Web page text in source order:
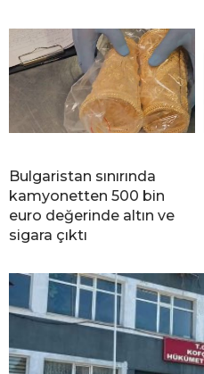
Bulgaristan sınırında
kamyonetten 500 bin
euro değerinde altın ve
sigara çıktı